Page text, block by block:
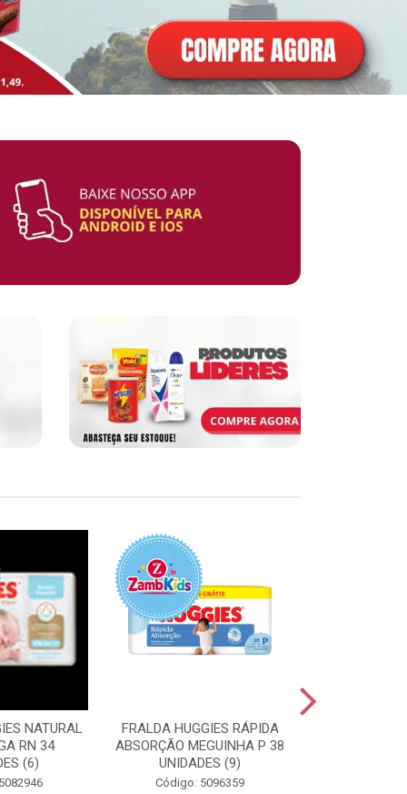
NATURAL
RN 34
(6)
FRALDA HUGGIES RÁPIDA
ABSORÇÃO MEGUINHA P 38
UNIDADES (9)
Código: 5096359